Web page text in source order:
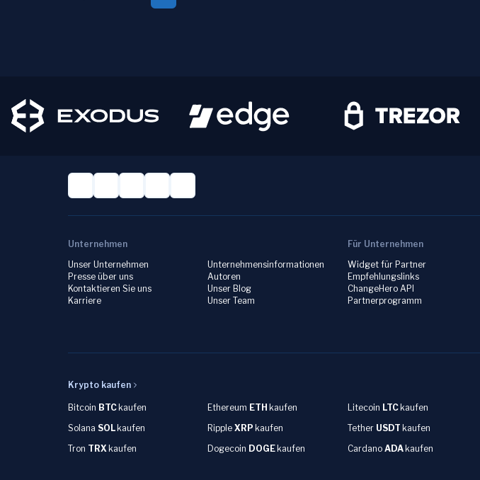
Unternehmen
Unser Unternehmen
Presse über uns
Kontaktieren Sie uns
Karriere
Unternehmensinformationen
Autoren
Unser Blog
Unser Team
Für Unternehmen
Widget für Partner
Empfehlungslinks
ChangeHero API
Partnerprogramm
Krypto kaufen
Bitcoin BTC kaufen Ethereum ETH kaufen Litecoin LTC kaufen
Solana SOL kaufen RippleXRP kaufen Tether USDT kaufen
Tron TRX kaufen Dogecoin DOGE kaufen Cardano ADA kaufen